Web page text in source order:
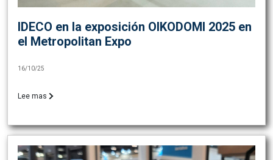
IDECO en la exposición OIKODOMI 2025 en
el Metropolitan Expo
16/10/25
Lee mas